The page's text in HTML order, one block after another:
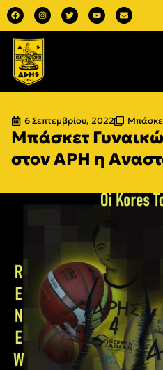
6 Σεπτεμβρίου, 2022
Μπάσκετ
στον ΑΡΗ η